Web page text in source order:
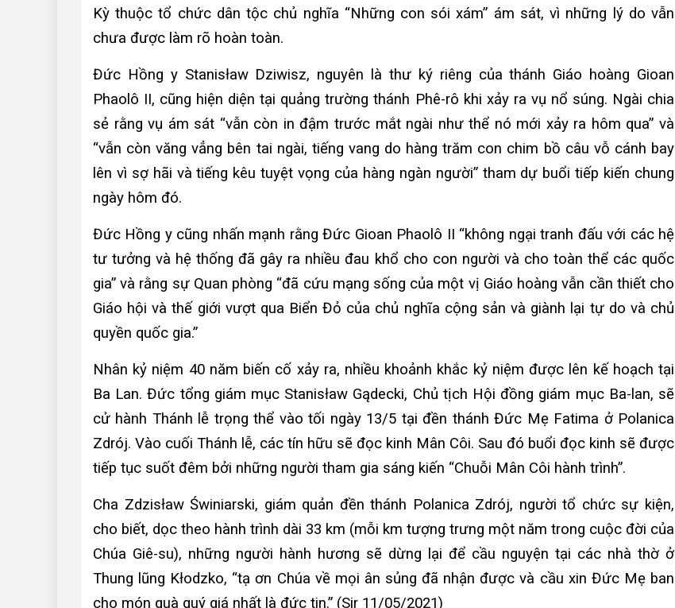
Kỳ thuộc tổ chức dân tộc chủ nghĩa “Những con sói xám” ám sát, vì những lý do vẫn
chưa được làm rõ hoàn toàn.
Đức Hồng y Stanisław Dziwisz, nguyên là thư ký riêng của thánh Giáo hoàng Gioan
Phaolô II, cũng hiện diện tại quảng trường thánh Phê-rô khi xảy ra vụ nổ súng. Ngài chia
sẻ rằng vụ ám sát “vẫn còn in đậm trước mắt ngài như thể nó mới xảy ra hôm qua” và
“vẫn còn văng vẳng bên tai ngài, tiếng vang do hàng trăm con chim bồ câu vỗ cánh bay
lên vì sợ hãi và tiếng kêu tuyệt vọng của hàng ngàn người” tham dự buổi tiếp kiến chung
ngày hôm đó.
Đức Hồng y cũng nhấn mạnh rằng Đức Gioan Phaolô II “không ngại tranh đấu với các hệ
tư tưởng và hệ thống đã gây ra nhiều đau khổ cho con người và cho toàn thể các quốc
gia” và rằng sự Quan phòng “đã cứu mạng sống của một vị Giáo hoàng vẫn cần thiết cho
Giáo hội và thế giới vượt qua Biển Đỏ của chủ nghĩa cộng sản và giành lại tự do và chủ
quyền quốc gia.”
Nhân kỷ niệm 40 năm biến cố xảy ra, nhiều khoảnh khắc kỷ niệm được lên kế hoạch tại
Ba Lan. Đức tổng giám mục Stanisław Gądecki, Chủ tịch Hội đồng giám mục Ba-lan, sẽ
cử hành Thánh lễ trọng thể vào tối ngày 13/5 tại đền thánh Đức Mẹ Fatima ở Polanica
Zdrój. Vào cuối Thánh lễ, các tín hữu sẽ đọc kinh Mân Côi. Sau đó buổi đọc kinh sẽ được
tiếp tục suốt đêm bởi những người tham gia sáng kiến “Chuỗi Mân Côi hành trình”.
Cha Zdzisław Świniarski, giám quản đền thánh Polanica Zdrój, người tổ chức sự kiện,
cho biết, dọc theo hành trình dài 33 km (mỗi km tượng trưng một năm trong cuộc đời của
Chúa Giê-su), những người hành hương sẽ dừng lại để cầu nguyện tại các nhà thờ ở
Thung lũng Kłodzko, “tạ ơn Chúa về mọi ân sủng đã nhận được và cầu xin Đức Mẹ ban
cho món quà quý giá nhất là đức tin.” (Sir 11/05/2021)